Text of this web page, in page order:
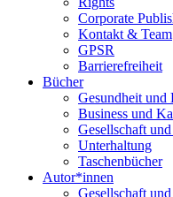
Corporate
Kontakt & Team
GPSR
Barrierefreiheit
Bücher
Gesundheit und
Business und
Gesellschaft
Unterhaltung
Taschenbücher
Autor*innen
Gesellschaft